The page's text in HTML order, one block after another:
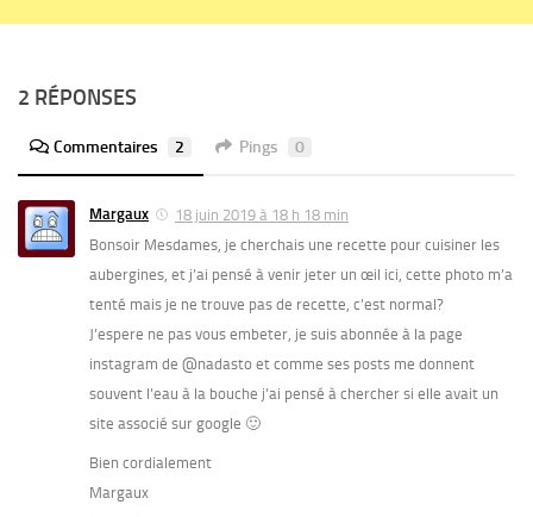
2 RÉPONSES
Commentaires 2 Pings 0
Margaux
18 juin 2019 à 18 h 18 min
Bonsoir Mesdames, je cherchais une recette pour cuisiner les
aubergines, et j’ai pensé à venir jeter un œil ici, cette photo m’a
tenté mais je ne trouve pas de recette, c’est normal?
J’espere ne pas vous embeter, je suis abonnée à la page
instagram de @nadasto et comme ses posts me donnent
souvent l’eau à la bouche j’ai pensé à chercher si elle avait un
site associé sur google 🙂
Bien cordialement
Margaux